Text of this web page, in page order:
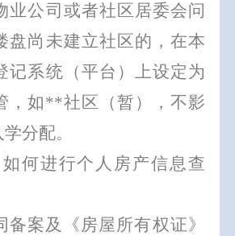
业公司或者社区居委会问
盘尚未建立社区的，在本
记系统（平台）上设定为
，如**社区（暂）， 不影
分配。
如何进行个人房产信息查
备案及《房屋所有权证》